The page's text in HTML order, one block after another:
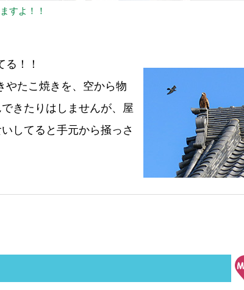
すよ！！
てる！！
やたこ焼きを、空から物
きたりはしませんが、屋
してると手元から掻っさ